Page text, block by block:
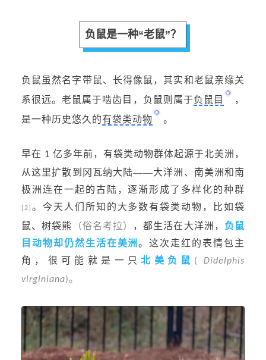
负鼠是一种“老鼠”？
负鼠虽然名字带鼠、长得像鼠，其实和老鼠亲缘关
系很远。老鼠属于啮齿目，负鼠则属于负鼠目
，
是一种历史悠久的有袋类动物 。
早在 1 亿多年前，有袋类动物群体起源于北美洲，
从这里扩散到冈瓦纳大陆——大洋洲、南美洲和南
极洲连在一起的古陆，逐渐形成了多样化的种群
[2] 。今天人们所知的大多数有袋类动物，比如袋
鼠、树袋熊 （俗名考拉） ，都生活在大洋洲， 负鼠
目动物却仍然生活在美洲。这次走红的表情包主
角，很可能就是一只北美负鼠 (Didelphis
virginiana)。